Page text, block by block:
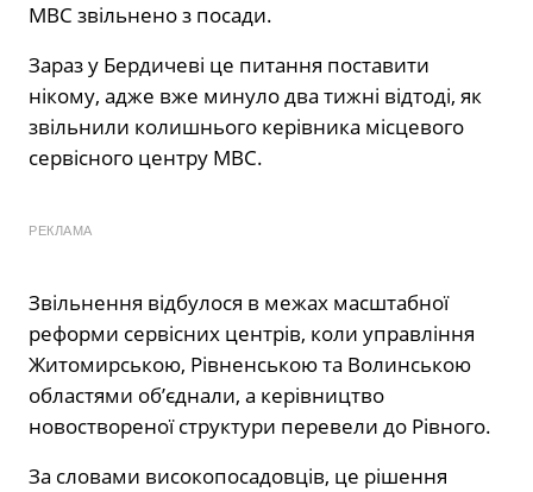
МВС звільнено з посади.
Зараз у Бердичеві це питання поставити
нікому, адже вже минуло два тижні відтоді, як
звільнили колишнього керівника місцевого
сервісного центру МВС.
РЕКЛАМА
Звільнення відбулося в межах масштабної
реформи сервісних центрів, коли управління
Житомирською, Рівненською та Волинською
областями об’єднали, а керівництво
новоствореної структури перевели до Рівного.
За словами високопосадовців, це рішення